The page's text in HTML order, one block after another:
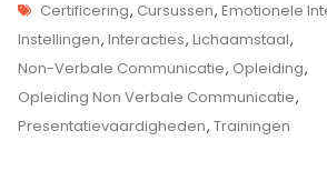
Tags
Certificering, Cursussen, Emotionele
Instellingen, Interacties, Lichaamstaal,
Non-Verbale Communicatie, Opleiding,
Opleiding Non Verbale Communicatie,
Presentatievaardigheden, Trainingen